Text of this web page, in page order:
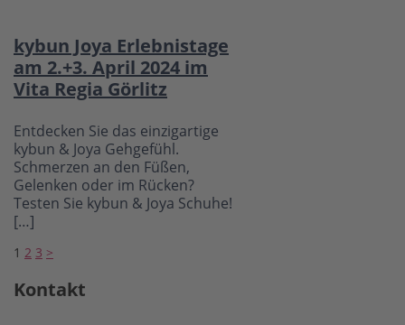
kybun Joya Erlebnistage
am 2.+3. April 2024 im
Vita Regia Görlitz
Entdecken Sie das einzigartige
kybun & Joya Gehgefühl.
Schmerzen an den Füßen,
Gelenken oder im Rücken?
Testen Sie kybun & Joya Schuhe!
[…]
Seitennummerierung
der
Beiträge
1 2 3 >
Kontakt